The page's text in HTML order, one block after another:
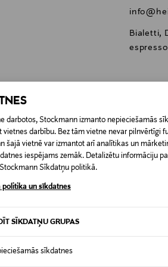
darbotos, Stockmann izmanto nepieciešamās
vietnes darbību. Bez tām vietne nevar pilnvērtīgi
šajā vietnē var izmantot arī analītikas un
iespējams zemāk. Detalizētu informāciju
Sīkdatņu politikā.
politika un sīkdatnes
SĪKDATŅU GRUPAS
sīkdatnes
Bialetti,
0,00 €
0,00 € –